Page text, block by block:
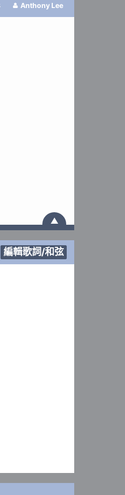
 Anthony Lee
▲
編輯歌詞/和弦